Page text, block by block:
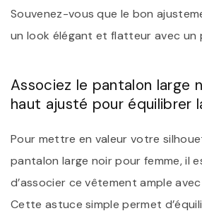
Souvenez-vous que le bon
un look élégant et flatteur avec un
Associez le pantalon large
haut ajusté pour équilibrer
Pour mettre en valeur votre
pantalon large noir pour femme, il
d’associer ce vêtement ample
Cette astuce simple permet